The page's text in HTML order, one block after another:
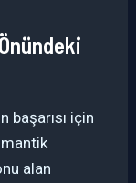
başarısı için
alan